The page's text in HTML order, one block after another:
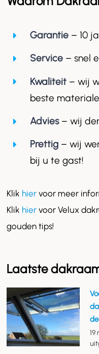
Garantie– 10
Service – snel
Kwaliteit– wij
beste
Advies– wij
Prettig– wij
bij u te gast!
Klik hier voor meer
Klik hier voor Velux
gouden tips!
Laatste
19